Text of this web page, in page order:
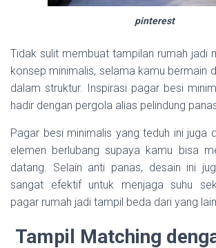
pinterest
Tidak sulit membuat tampilan rumah jadi
konsep minimalis, selama kamu bermain
dalam struktur. Inspirasi pagar besi
hadir dengan pergola alias pelindung
Pagar besi minimalis yang teduh ini juga
elemen berlubang supaya kamu bisa
datang. Selain anti panas, desain ini
sangat efektif untuk menjaga suhu
pagar rumah jadi tampil beda dari yang
Tampil Matching